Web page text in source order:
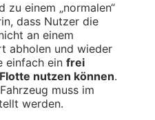
einem „normalen“
dass Nutzer die
an einem
abholen und wieder
einfach ein frei
nutzen können.
muss im
werden.